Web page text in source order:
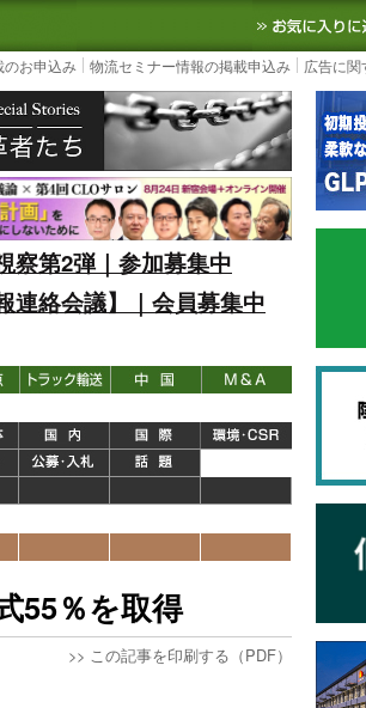
物流ニュースサイト
3PL, SCMなど国内外の最新の
のお申込み 物流セミナー情報の掲載申込み 広告に
察第2弾｜参加募集中
連絡会議】｜会員募集中
55％を取得
>> この記事を印刷する（PDF）